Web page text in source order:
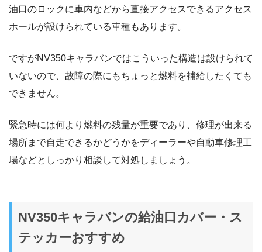
油口のロックに車内などから直接アクセスできるアクセス
ホールが設けられている車種もあります。
ですがNV350キャラバンではこういった構造は設けられて
いないので、故障の際にもちょっと燃料を補給したくても
できません。
緊急時には何より燃料の残量が重要であり、修理が出来る
場所まで自走できるかどうかをディーラーや自動車修理工
場などとしっかり相談して対処しましょう。
NV350キャラバンの給油口カバー・ス
テッカーおすすめ